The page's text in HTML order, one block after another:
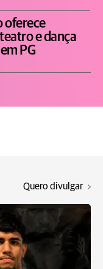
oferece
e dança
PG
Quero divulgar